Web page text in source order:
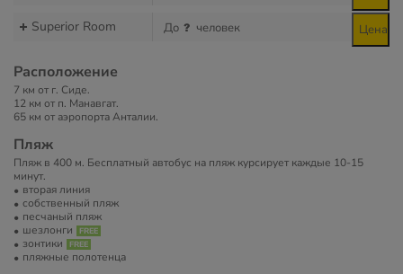
Superior Room До человек Цена
Расположение
7 км от г. Сиде.
12 км от п. Манавгат.
65 км от аэропорта Анталии.
Пляж
Пляж в 400 м. Бесплатный автобус на пляж курсирует каждые 10-15
минут.
вторая линия
собственный пляж
песчаный пляж
шезлонги
зонтики
пляжные полотенца